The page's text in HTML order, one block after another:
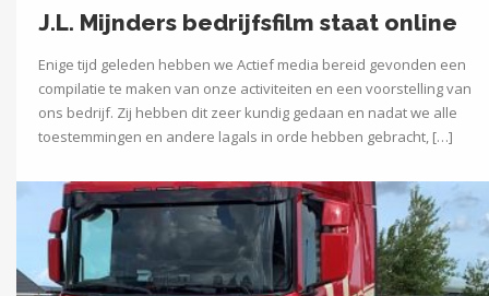
J.L. Mijnders bedrijfsfilm staat online
Enige tijd geleden hebben we Actief media bereid gevonden een
compilatie te maken van onze activiteiten en een voorstelling van
ons bedrijf. Zij hebben dit zeer kundig gedaan en nadat we alle
toestemmingen en andere lagals in orde hebben gebracht, […]